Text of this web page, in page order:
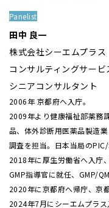
Panelist
田中 良一
株式会社シーエムプラス
コンサルティングサービ
シニアコンサルタント
2006年 京都府へ入庁。
2009年より健康福祉部薬務
品、体外診断用医薬品製造
調査を担当。日本当局のPIC/
2018年に厚生労働省へ入庁
GMP指導官に就任、GMP/
2020年に京都府へ帰庁、京
2024年7月にシーエムプラ